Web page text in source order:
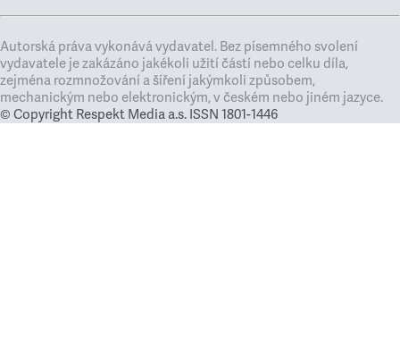
Autorská práva vykonává vydavatel. Bez písemného svolení
vydavatele je zakázáno jakékoli užití částí nebo celku díla,
zejména rozmnožování a šíření jakýmkoli způsobem,
mechanickým nebo elektronickým, v českém nebo jiném jazyce.
© Copyright Respekt Media a.s. ISSN 1801-1446